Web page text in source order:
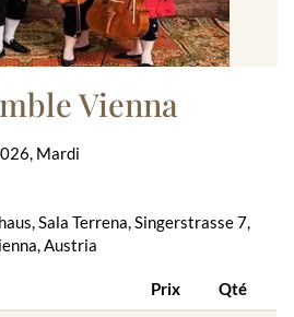
Vienna
Mardi
Sala Terrena, Singerstrasse 7,
Austria
Prix Qté